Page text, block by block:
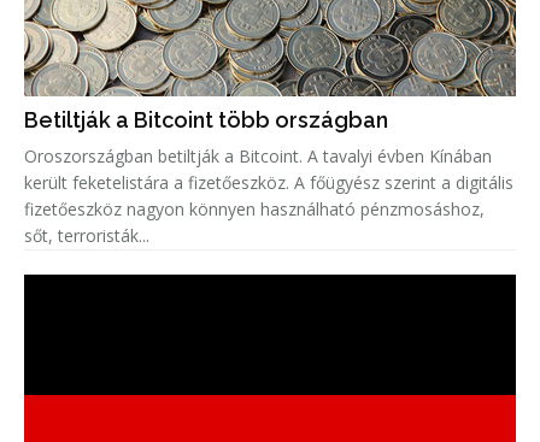
Betiltják a Bitcoint több országban
Oroszországban betiltják a Bitcoint. A tavalyi évben Kínában
került feketelistára a fizetőeszköz. A főügyész szerint a digitális
fizetőeszköz nagyon könnyen használható pénzmosáshoz,
sőt, terroristák...